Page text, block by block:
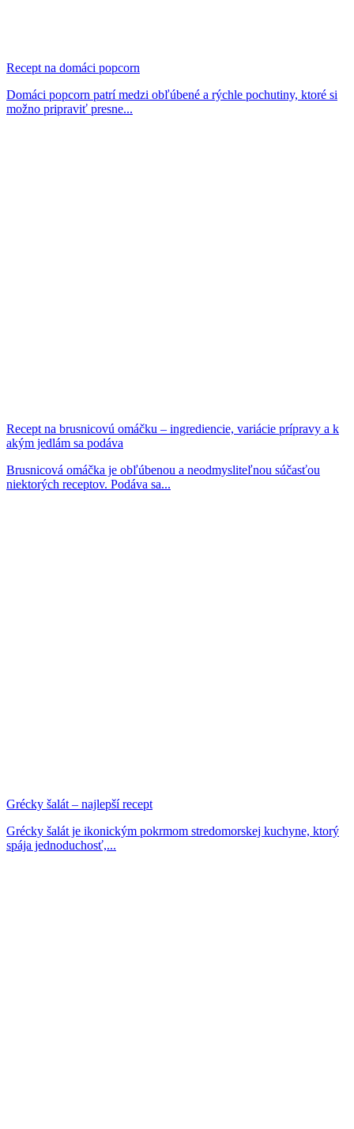
Recept na domáci popcorn
Domáci popcorn patrí medzi obľúbené a rýchle pochutiny, ktoré si
možno pripraviť presne...
Recept na brusnicovú omáčku – ingrediencie, variácie prípravy a k
akým jedlám sa podáva
Brusnicová omáčka je obľúbenou a neodmysliteľnou súčasťou
niektorých receptov. Podáva sa...
Grécky šalát – najlepší recept
Grécky šalát je ikonickým pokrmom stredomorskej kuchyne, ktorý
spája jednoduchosť,...